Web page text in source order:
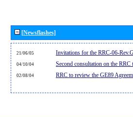
[Newsflashes]
21/06/05 Invitations for the RRC-06-
04/10/04 Second consultation on the
02/08/04 RRC to review the GE89